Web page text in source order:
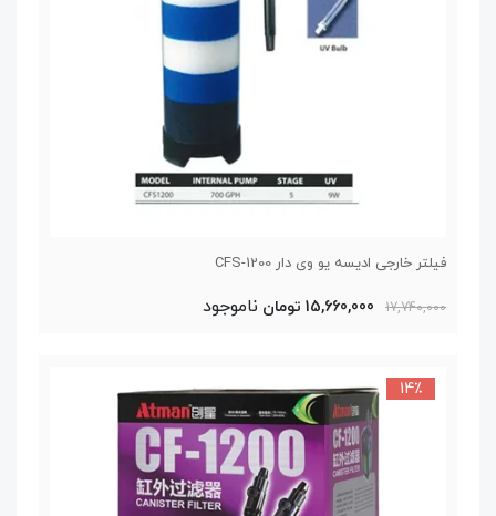
فیلتر خارجی ادیسه یو وی دار CFS-1200
17,740,000 15,660,000 تومان ناموجود
14٪